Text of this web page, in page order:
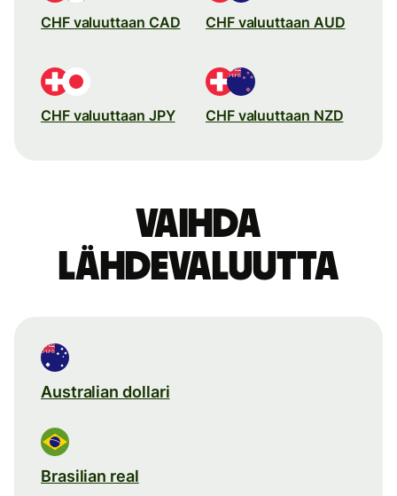
CHF valuuttaan CAD CHF valuuttaan AUD
CHF valuuttaan JPY CHF valuuttaan NZD
Vaihda
lähdevaluutta
Australian dollari
Brasilian real